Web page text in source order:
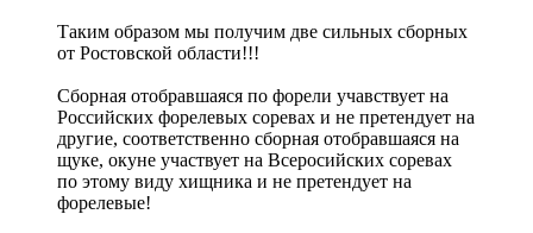
Таким образом мы получим две сильных сборных
от Ростовской области!!!
Сборная отобравшаяся по форели учавствует на
Российских форелевых соревах и не претендует на
другие, соответственно сборная отобравшаяся на
щуке, окуне участвует на Всеросийских соревах
по этому виду хищника и не претендует на
форелевые!